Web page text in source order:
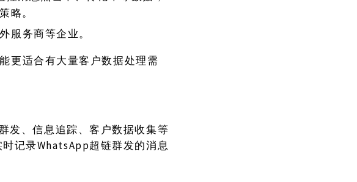
略。
服务商等企业。
更适合有大量客户数据处理需
发、信息追踪、客户数据收集等
记录WhatsApp超链群发的消息